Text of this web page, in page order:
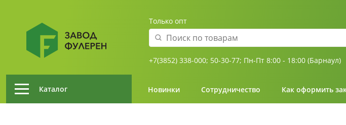
Только опт
+7(3852) 338-000; 50-30-77; Пн-Пт 8:00 - 18:00 (Барнаул)
Каталог Новинки Сотрудничество Как оформить